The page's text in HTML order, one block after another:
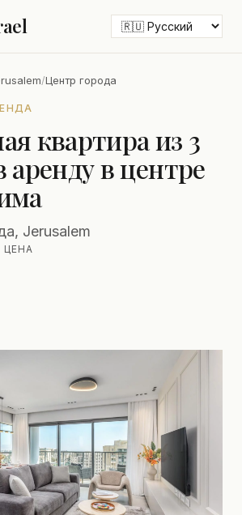
/Центр города
квартира из 3
аренду в центре
Jerusalem